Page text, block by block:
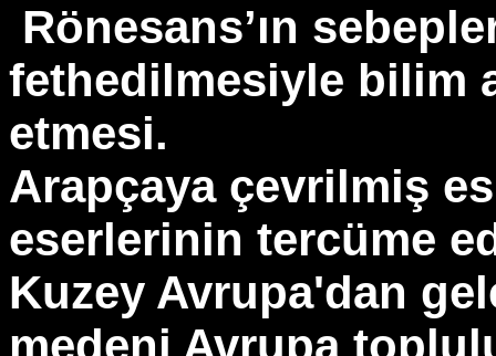
Rönesans’ın
fethedilmesiyle bilim
etmesi.
Arapçaya çevrilmiş
eserlerinin tercüme
Kuzey Avrupa'dan
medeni Avrupa